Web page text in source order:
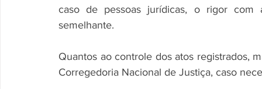
caso de pessoas jurídicas, o rigor com
semelhante.
Quantos ao controle dos atos registrados,
Corregedoria Nacional de Justiça, caso